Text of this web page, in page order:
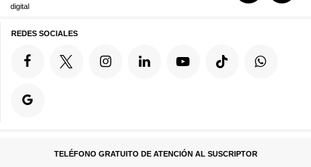
digital
REDES SOCIALES
TELÉFONO GRATUITO DE ATENCIÓN AL SUSCRIPTOR